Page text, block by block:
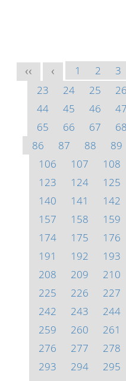
<< < 1 2 3
23
24 25 26
44
45 46 47
65
66 67 68
86
87 88 89
106
107 108
123
124 125
140
141 142
157
158 159
174
175 176
191
192 193
208
209 210
225
226 227
242
243 244
259
260 261
276
277 278
293
294 295